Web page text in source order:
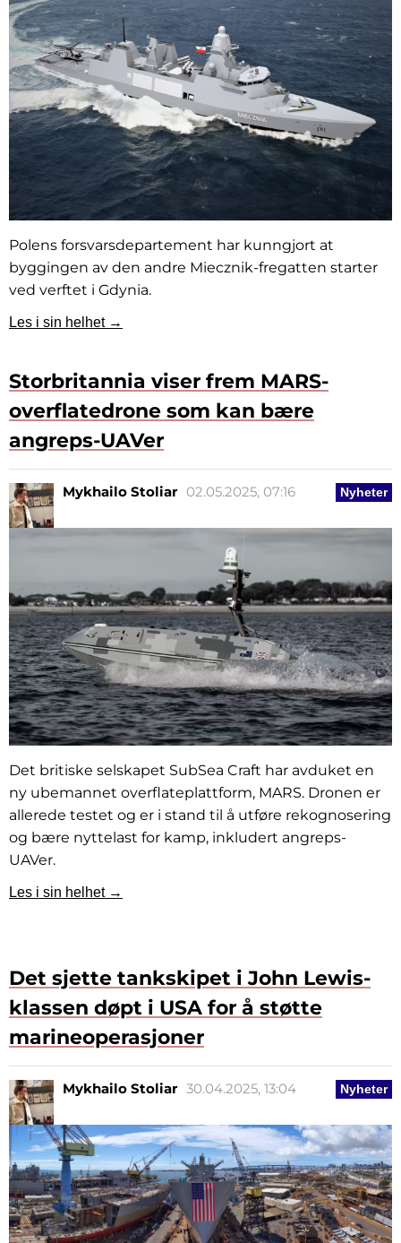
Polens forsvarsdepartement har kunngjort at
byggingen av den andre Miecznik-fregatten starter
ved verftet i Gdynia.
Les i sin helhet →
Storbritannia viser frem MARS-
overflatedrone som kan bære
angreps-UAVer
Nyheter
Mykhailo Stoliar 02.05.2025, 07:16
Det britiske selskapet SubSea Craft har avduket en
ny ubemannet overflateplattform, MARS. Dronen er
allerede testet og er i stand til å utføre rekognosering
og bære nyttelast for kamp, inkludert angreps-
UAVer.
Les i sin helhet →
Det sjette tankskipet i John Lewis-
klassen døpt i USA for å støtte
marineoperasjoner
Nyheter
Mykhailo Stoliar 30.04.2025, 13:04